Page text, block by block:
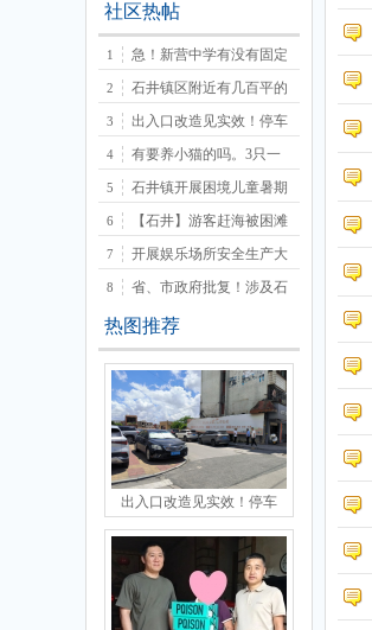
社区热帖
1 急！新营中学有没有固定
2 石井镇区附近有几百平的
3 出入口改造见实效！停车
4 有要养小猫的吗。3只一
5 石井镇开展困境儿童暑期
6 【石井】游客赶海被困滩
7 开展娱乐场所安全生产大
8 省、市政府批复！涉及石
热图推荐
出入口改造见实效！停车